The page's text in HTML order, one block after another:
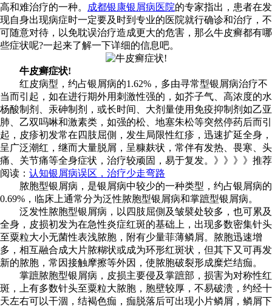
高和难治疗的一种。
成都银康银屑病医院的专家指出，患者在发
现自身出现病症时一定要及时到专业的医院就行确诊和治疗，不
可随意对待，以免耽误治疗造成更大的危害，那么牛皮癣都有哪
些症状呢?一起来了解一下详细的信息吧。
牛皮癣症状!
红皮病型，约占银屑病的1.62%，多由寻常型银屑病治疗不
当而引起，如在进行期外用刺激性强的，如芥子气、高浓度的水
杨酸制剂、汞砷制剂，或长时间、大剂量使用免疫抑制剂如乙亚
肺、乙双吗啉和激素类，如强的松、地塞朱松等突然停药后而引
起，皮疹初发常在四肢屈側，发生局限性红疹，迅速扩延全身，
呈广泛潮红，继而大量脱屑，呈糠麸状，常伴有发热、畏寒、头
痛、关节痛等全身症状，治疗较顽固，易于复发。》》》》推荐
阅读： 认知银屑病误区，治疗少走弯路
脓胞型银屑病，是银屑病中较少的一种类型，约占银屑病的
0.69%，临床上通常分为泛性脓胞型银屑病和掌蹠型银屑病。
泛发性脓胞型银屑病，以四肢屈側及皱襞处较多，也可累及
全身，皮损初发为在急性炎症红斑的基础上，出现多数密集针头
至粟粒大小无菌性表浅脓胞，附有少量菲薄鳞屑。脓胞迅速增
多，相互融合成大片脓糊状或成为环形红斑状，但其下又可再发
新的脓胞，常因接触摩擦等外因，使脓胞破裂形成糜烂结痂。
掌蹠脓胞型银屑病，皮损主要侵及掌蹠部，损害为对称性红
斑，上有多数针头至粟粒大脓胞，胞壁较厚，不易破溃，约经十
天左右可以干涸，结褐色痂，痂脱落后可出现小片鳞屑，鳞屑下